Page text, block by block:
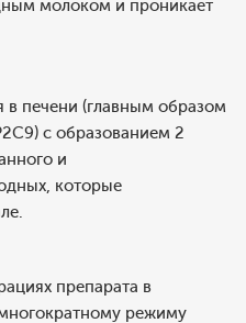
молоком и проникает
в печени (главным образом
с образованием 2
и
которые
препарата в
режиму